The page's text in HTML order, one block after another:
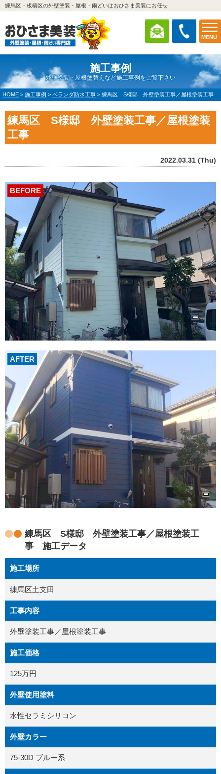
MENU
練馬区・板橋区の外壁塗装・屋根・雨どいはおひさま美装にお任せ
施工事例
外壁塗装・屋根塗替えなど施工事例をご覧下さい
HOME > 施工事例 > ベランダ防水工事 > 練馬区 S様邸 外壁塗装工事／屋根塗装工事
練馬区 S様邸 外壁塗装工事／屋根塗装
工事
2022.03.31 (Thu)
AFTER
BEFORE
練馬区 S様邸 外壁塗装工事／屋根塗装工
事 施工データ
施工場所
練馬区土支田
工事内容
外壁塗装工事／屋根塗装工事
施工価格
125万円
外壁使用塗料
水性セラミシリコン
外壁カラー
75-30D ブルー系